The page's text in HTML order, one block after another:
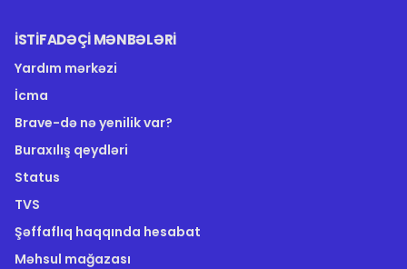
İSTIFADƏÇI MƏNBƏLƏRI
Yardım mərkəzi
İcma
Brave-də nə yenilik var?
Buraxılış qeydləri
Status
TVS
Şəffaflıq haqqında hesabat
Məhsul mağazası